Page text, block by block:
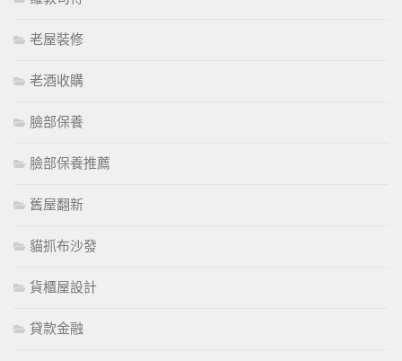
老屋裝修
老酒收購
臉部保養
臉部保養推薦
舊屋翻新
貓抓布沙發
貨櫃屋設計
貸款金融